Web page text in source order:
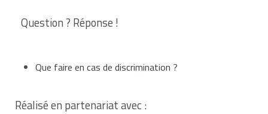
Question ? Réponse !
Que faire en cas de discrimination ?
Réalisé en partenariat avec :